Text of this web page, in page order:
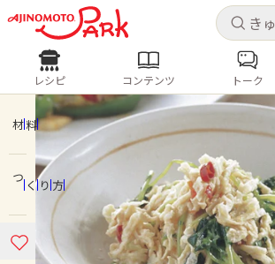
ログインするとレシピを保存できま
ログイン 新規
ホーム
コンテンツ
レシピ コ
人気の食材・レシピ
きゅうり なす トマト
とう
ピーマン
みょうが ゴーヤ
レシピ コンテンツ トーク
材料
つくり方